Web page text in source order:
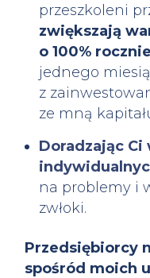
przeszkoleni
zwiększają
o 100% rocznie
jednego
z
ze mną
Doradzając
na problemy i
zwłoki.
Przedsiębiorcy
spośród moich